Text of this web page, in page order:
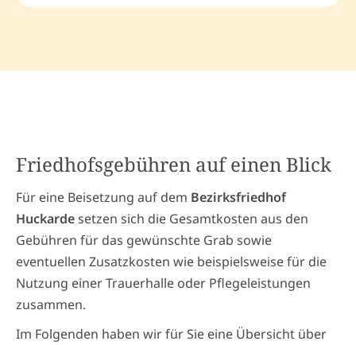
Friedhofsgebühren auf einen Blick
Für eine Beisetzung auf dem Bezirksfriedhof
Huckardesetzen sich die Gesamtkosten aus den
Gebühren für das gewünschte Grab sowie
eventuellen Zusatzkosten wie beispielsweise für die
Nutzung einer Trauerhalle oder Pflegeleistungen
zusammen.
Im Folgenden haben wir für Sie eine Übersicht über